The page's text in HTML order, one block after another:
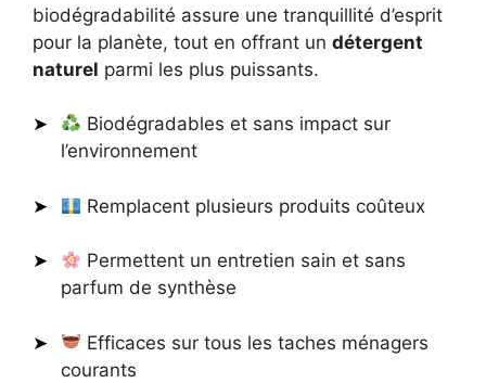
biodégradabilité assure une tranquillité d’esprit
pour la planète, tout en offrant un détergent
naturel parmi les plus puissants.
Biodégradables et sans impact sur
l’environnement
Remplacent plusieurs produits coûteux
Permettent un entretien sain et sans
parfum de synthèse
Efficaces sur tous les taches ménagers
courants